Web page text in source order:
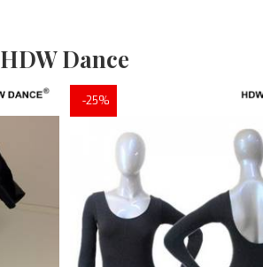
HDW Dance
-25%